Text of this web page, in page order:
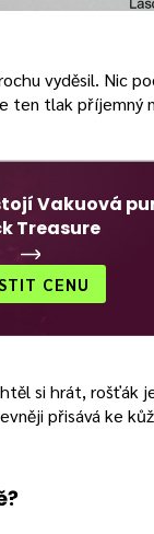
vyděsil. Nic
ten tlak příjemný
Vakuová
Treasure
CENU
si hrát, rošťák
přisává ke